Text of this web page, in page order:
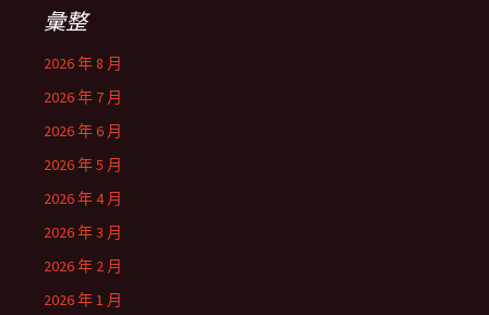
彙整
2026 年 8 月
2026 年 7 月
2026 年 6 月
2026 年 5 月
2026 年 4 月
2026 年 3 月
2026 年 2 月
2026 年 1 月